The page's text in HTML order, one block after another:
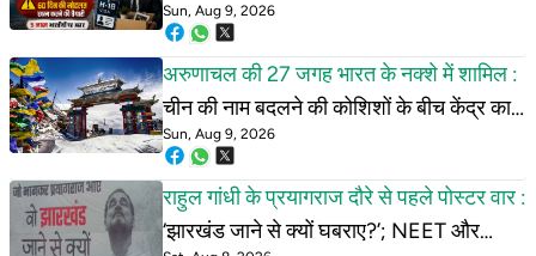
लाखों भारतीयों पर असर की आशंका
Sun, Aug 9, 2026
अरुणाचल की 27 जगह भारत के नक्शे में शामिल :
चीन की नाम बदलने की कोशिशों के बीच केंद्र का
बड़ा कदम; आसान होगा कामकाज
Sun, Aug 9, 2026
राहुल गांधी के प्रयागराज दौरे से पहले पोस्टर वार :
‘झारखंड जाने से क्यों घबराए?’; NEET और